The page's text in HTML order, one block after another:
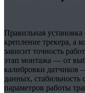
Правильная
крепление трекера, а
зависит точность
этап монтажа — от
калибровки датчиков
данных, стабильность
параметров работы